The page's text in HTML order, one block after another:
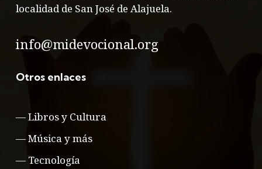
localidad de San José de Alajuela.
info@midevocional.org
Otros enlaces
—Libros y Cultura
—Música y más
— Tecnología